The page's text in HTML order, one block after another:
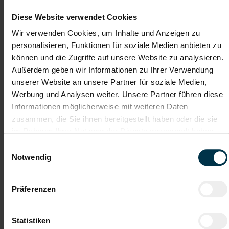
Diese Website verwendet Cookies
Wir verwenden Cookies, um Inhalte und Anzeigen zu
personalisieren, Funktionen für soziale Medien anbieten zu
können und die Zugriffe auf unsere Website zu analysieren.
Außerdem geben wir Informationen zu Ihrer Verwendung
unserer Website an unsere Partner für soziale Medien,
Werbung und Analysen weiter. Unsere Partner führen diese
Informationen möglicherweise mit weiteren Daten
zusammen, die Sie ihnen bereitgestellt haben oder die sie
Notwendig
Präferenzen
Statistiken
Selbstständiges Arbeiten nach technischen Zeichnungen
Edelstahl
Schweißenvon dünnen Blechen wie auch Materialstärken
zwischen 10 und 50 mm
Eigenverantwortliches Arbeiten
sowie enge
Zusammenarbeit im Team
Einhaltung unserer Qualitäts-, Sicherheits- und
Fertigungsstandards
Unbefristetes